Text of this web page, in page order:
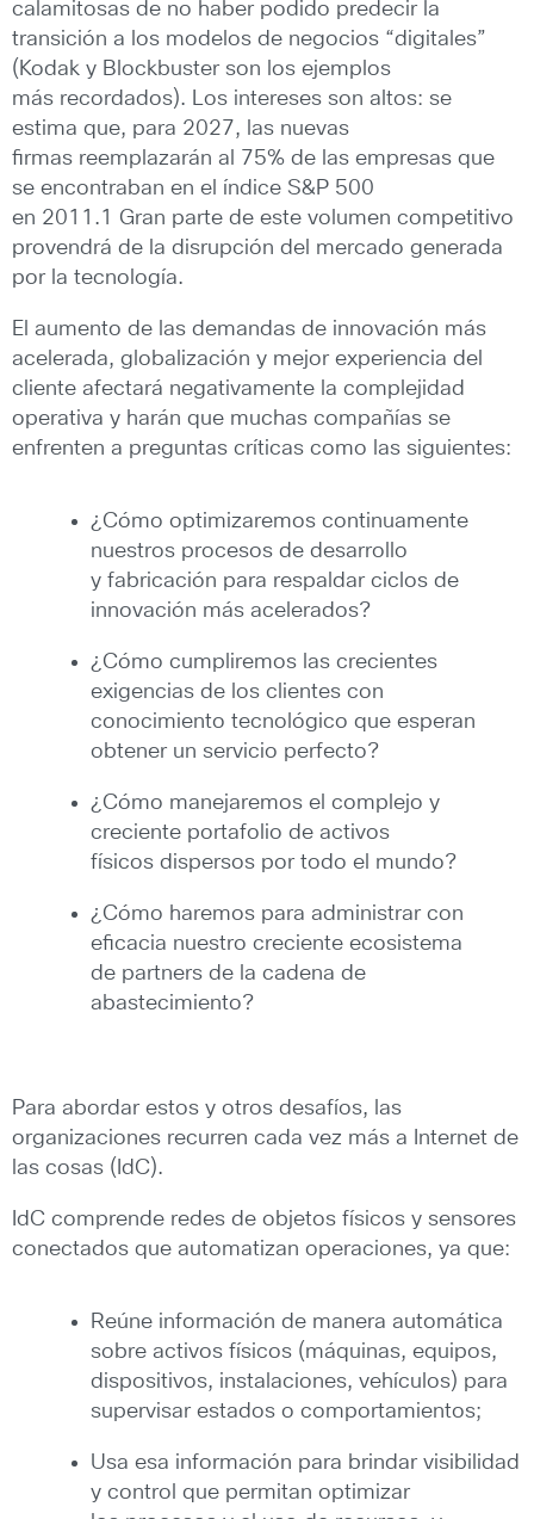
calamitosas de no haber podido predecir la
transición a los modelos de negocios “digitales”
(Kodak y Blockbuster son los ejemplos
más recordados). Los intereses son altos: se
estima que, para 2027, las nuevas
firmas reemplazarán al 75% de las empresas que
se encontraban en el índice S&P 500
en 2011.1 Gran parte de este volumen competitivo
provendrá de la disrupción del mercado generada
por la tecnología.
El aumento de las demandas de innovación más
acelerada, globalización y mejor experiencia del
cliente afectará negativamente la complejidad
operativa y harán que muchas compañías se
enfrenten a preguntas críticas como las siguientes:
¿Cómo optimizaremos continuamente
nuestros procesos de desarrollo
y fabricación para respaldar ciclos de
innovación más acelerados?
¿Cómo cumpliremos las crecientes
exigencias de los clientes con
conocimiento tecnológico que esperan
obtener un servicio perfecto?
¿Cómo manejaremos el complejo y
creciente portafolio de activos
físicos dispersos por todo el mundo?
¿Cómo haremos para administrar con
eficacia nuestro creciente ecosistema
de partners de la cadena de
abastecimiento?
Para abordar estos y otros desafíos, las
organizaciones recurren cada vez más a Internet de
las cosas (IdC).
IdC comprende redes de objetos físicos y sensores
conectados que automatizan operaciones, ya que:
Reúne información de manera automática
sobre activos físicos (máquinas, equipos,
dispositivos, instalaciones, vehículos) para
supervisar estados o comportamientos;
Usa esa información para brindar visibilidad
y control que permitan optimizar